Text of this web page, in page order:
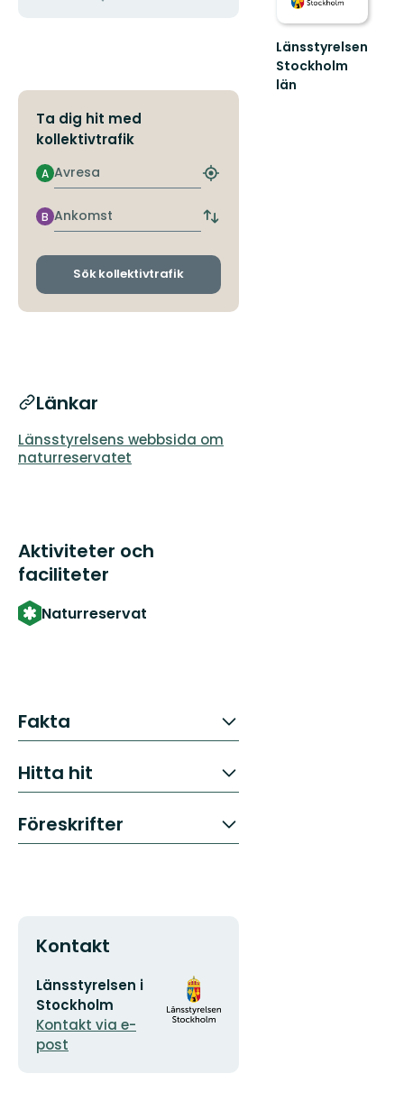
Ta dig hit med
kollektivtrafik
Avresa
A
Hitta
hållplats
Ankomst
B
Byt
och
Sök kollektivtrafik
Länkar
Länsstyrelsens webbsida om
naturreservatet
Aktiviteter och
faciliteter
Naturreservat
Fakta
Hitta hit
Föreskrifter
Kontakt
E-
postadress
Länsstyrelsen i
Stockholm
Kontakt via e-
post
Organisationens
logotyp
Länsstyrelsen
Stockholm
län